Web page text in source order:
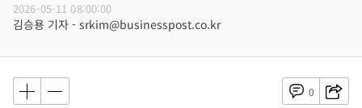
2026-05-11 08:00:00
김승용 기자 - srkim@businesspost.co.kr
0